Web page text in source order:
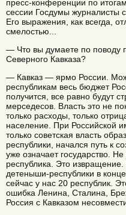
пресс-конференции по
сессии Госдумы журналисты
Его выражения, как всегда,
смелостью...
— Что вы думаете по поводу
Северного Кавказа?
— Кавказ — ярмо России.
республикам весь бюджет
получится, все равно будут
мерседесов. Власть это не
только расходы, только
население. При Российской
только советская власть
республики, начался путь к
уже означает государство.
республика. Это
детеныши-республики в
сейчас у нас 20 республик.
ошибка Ленина, Сталина,
Россия с Кавказом